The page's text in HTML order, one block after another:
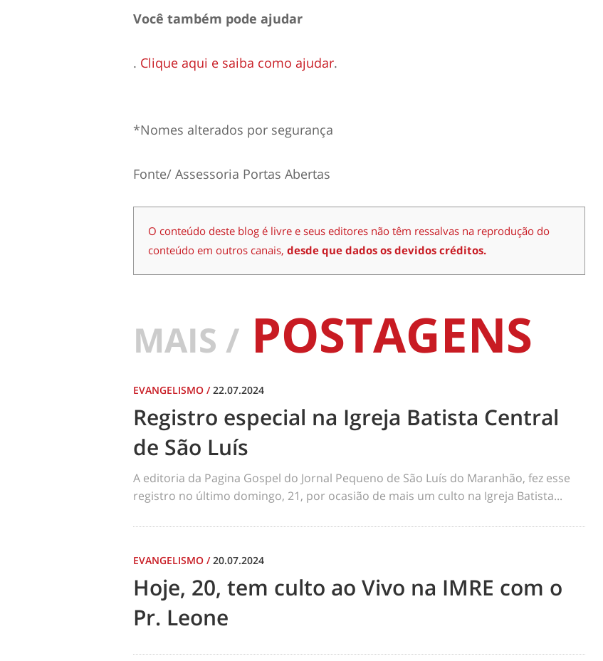
Você também pode ajudar
. Clique aqui e saiba como ajudar.
*Nomes alterados por segurança
Fonte/ Assessoria Portas Abertas
O conteúdo deste blog é livre e seus editores não têm ressalvas na reprodução do
conteúdo em outros canais, desde que dados os devidos créditos.
MAIS / POSTAGENS
EVANGELISMO /22.07.2024
Registro especial na Igreja Batista Central
de São Luís
A editoria da Pagina Gospel do Jornal Pequeno de São Luís do Maranhão, fez esse
registro no último domingo, 21, por ocasião de mais um culto na Igreja Batista...
EVANGELISMO /20.07.2024
Hoje, 20, tem culto ao Vivo na IMRE com o
Pr. Leone